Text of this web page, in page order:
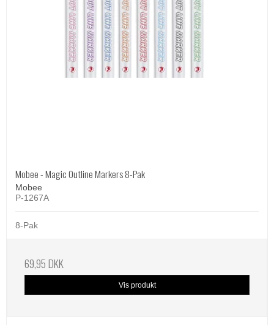
Mobee - Magic Outline Markers 8-Pak
Mobee
P-1267A
8-Pak
69,95 DKK
Vis produkt